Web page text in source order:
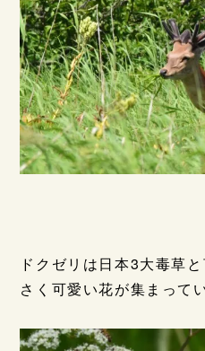
ドクゼリは日本3大毒草
さく可愛い花が集まって